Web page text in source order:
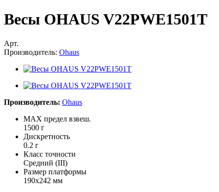
Весы OHAUS V22PWE1501T
Арт.
Производитель: Ohaus
Производитель: Ohaus
MAX предел взвеш.
1500 г
Дискретность
0.2 г
Класс точности
Средний (III)
Размер платформы
190х242 мм